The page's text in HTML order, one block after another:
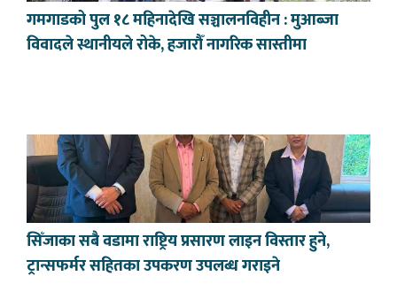
गमगाडको पुल १८ महिनादेखि सञ्चालनविहीन : मुआब्जा
विवादले स्थानीयले रोके, हजारौँ नागरिक सास्तीमा
सिँजाका सबै वडामा राष्ट्रिय प्रसारण लाइन विस्तार हुने,
ट्रान्सफर्मर सहितका उपकरण उपलब्ध गराइने